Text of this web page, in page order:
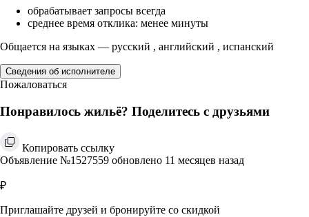
обрабатывает запросы всегда
среднее время отклика: менее минуты
Общается на языках — русский , английский , испанский
Сведения об исполнителе
Пожаловаться
Понравилось жильё? Поделитесь с друзьями
Копировать ссылку
Объявление №1527559 обновлено 11 месяцев назад
₽
Приглашайте друзей и бронируйте со скидкой